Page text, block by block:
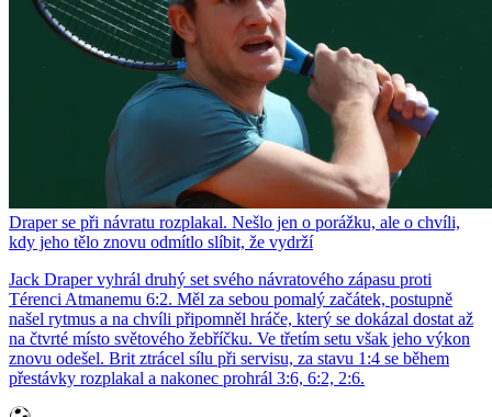
Draper se při návratu rozplakal. Nešlo jen o porážku, ale o chvíli,
kdy jeho tělo znovu odmítlo slíbit, že vydrží
Jack Draper vyhrál druhý set svého návratového zápasu proti
Térenci Atmanemu 6:2. Měl za sebou pomalý začátek, postupně
našel rytmus a na chvíli připomněl hráče, který se dokázal dostat až
na čtvrté místo světového žebříčku. Ve třetím setu však jeho výkon
znovu odešel. Brit ztrácel sílu při servisu, za stavu 1:4 se během
přestávky rozplakal a nakonec prohrál 3:6, 6:2, 2:6.